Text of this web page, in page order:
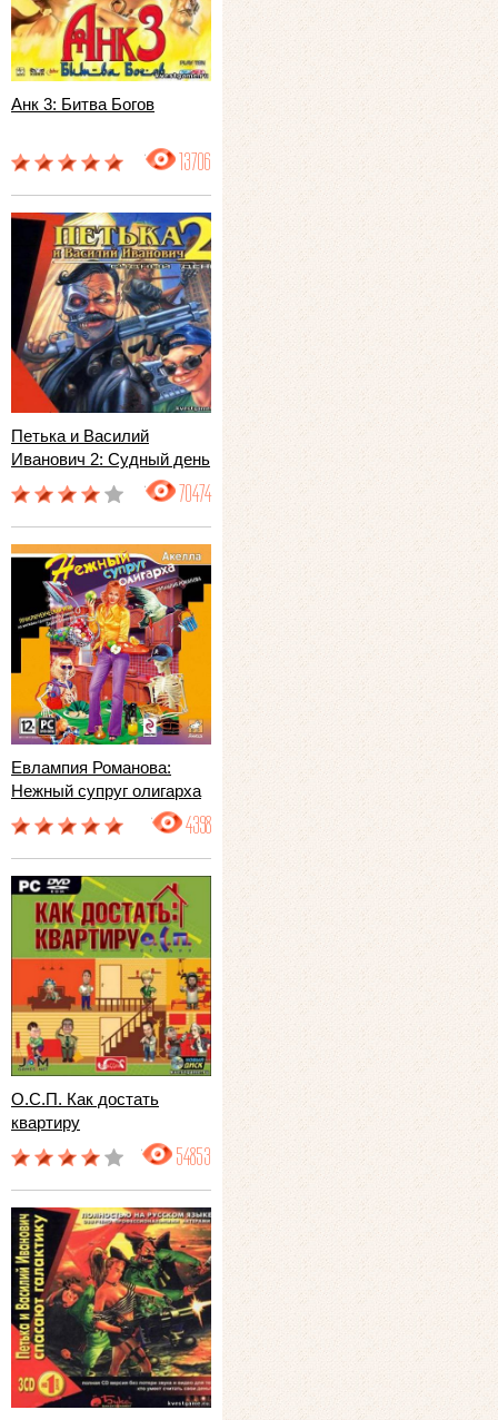
Анк 3: Битва Богов
13706
Петька и Василий
Иванович 2: Судный день
70474
Евлампия Романова:
Нежный супруг олигарха
4398
О.С.П. Как достать
квартиру
54853